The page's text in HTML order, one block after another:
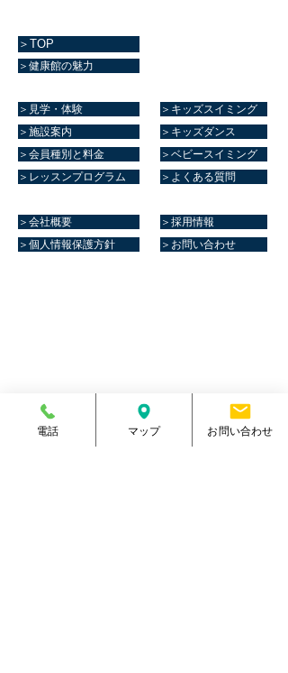
＞TOP
＞健康館の魅力
＞見学・体験
＞施設案内
＞会員種別と料金
＞レッスンプログラム
＞キッズスイミング
＞キッズダンス
＞ベビースイミング
＞よくある質問
＞会社概要
＞個人情報保護方針
＞採用情報
＞お問い合わせ
​手続受付時間
月～金／10:00～20:00
土 ／10:00～17:00
祝日 ／10:00～17:00
電話 マップ お問い合わせ